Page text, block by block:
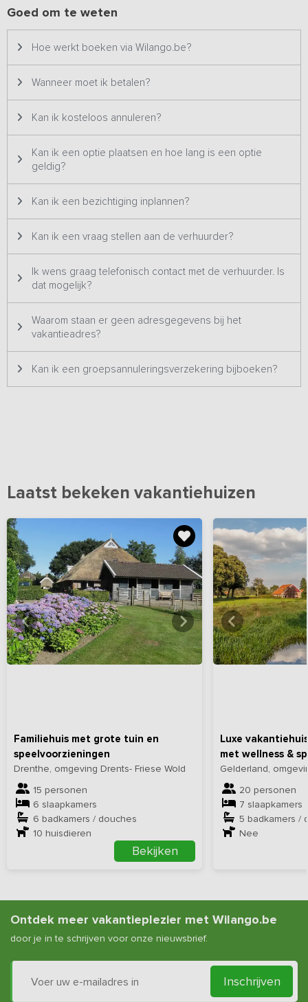
Buiten
Buiten geniet je vaneen ruim terrein met diverse zitplekken en
volop groen. Neem plaats op één van de terrassen of ontspan
onder de kersenboom terwijl je uitkijkt over de landelijke
en het open landschap maken het buitenleven hier extra
aantrekkelijk.
Goed om te weten
Hoe werkt boeken via Wilango.be?
Wanneer moet ik betalen?
Kan ik kosteloos annuleren?
Kan ik een optie plaatsen en hoe lang is een optie
geldig?
Kan ik een bezichtiging inplannen?
Kan ik een vraag stellen aan de verhuurder?
Ik wens graag telefonisch contact met de verhuurder. Is
dat mogelijk?
Waarom staan er geen adresgegevens bij het
vakantieadres?
Kan ik een groepsannuleringsverzekering bijboeken?
Laatst bekeken vakantiehuizen
Familiehuis met grote tuin en
speelvoorzieningen
Drenthe, omgeving Drents- Friese Wold
15 personen
6 slaapkamers
6 badkamers / douches
10 huisdieren
Bekijken
Bekijkhieralle foto's
Luxe
met wellness &
Gelderland,
20 personen
7 slaapkamers
5 badkamers /
Nee
Bekijk
Ontdek meer vakantieplezier met Wilango.be
door je in te schrijven voor onze nieuwsbrief.
Inschrijven